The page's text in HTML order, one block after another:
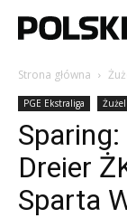
Strona główna
PGE Ekstraliga Żużel
Dreier
Sparta